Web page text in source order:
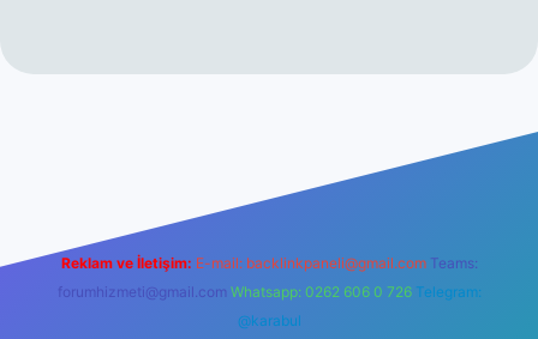
Reklam ve İletişim: E-mail: backlinkpaneli@gmail.com Teams:
forumhizmeti@gmail.com Whatsapp: 0262 606 0 726 Telegram:
@karabul